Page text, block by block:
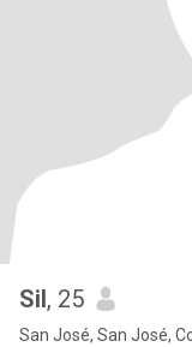
Sil, 25
San José, San José,